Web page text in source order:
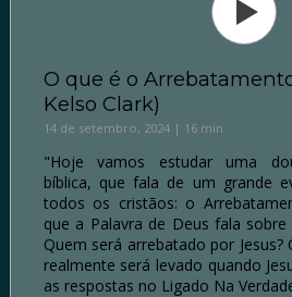
O que é o
Kelso Clark)
14 de setembro, 2024 | 16 min
"Hoje vamos estudar uma
bíblica, que fala de um grande
todos os cristãos: o
que a Palavra de Deus fala
Quem será arrebatado por Jesus?
realmente será levado quando
as respostas no Ligado Na